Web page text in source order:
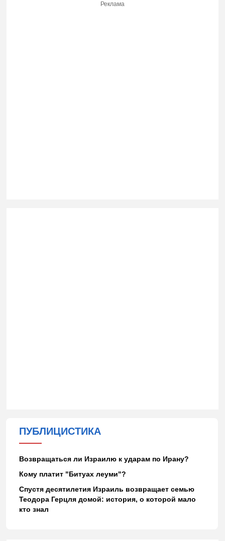
Реклама
ПУБЛИЦИСТИКА
Возвращаться ли Израилю к ударам по Ирану?
Кому платит "Битуах леуми"?
Спустя десятилетия Израиль возвращает семью
Теодора Герцля домой: история, о которой мало
кто знал